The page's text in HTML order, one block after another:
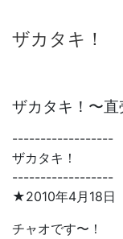
ザカタキ！
ザカタキ！〜
------------------
ザカタキ！
------------------
★2010年4月18日
チャオです〜！